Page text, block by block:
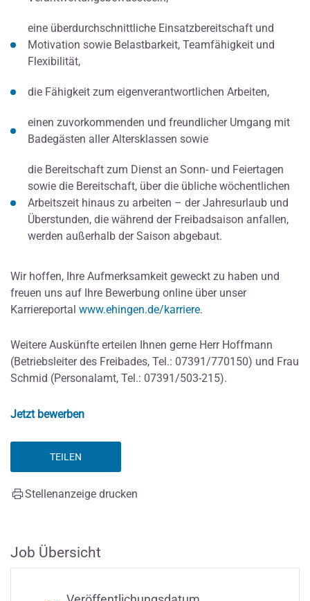
eine überdurchschnittliche Einsatzbereitschaft und
Motivation sowie Belastbarkeit, Teamfähigkeit und
Flexibilität,
die Fähigkeit zum eigenverantwortlichen Arbeiten,
einen zuvorkommenden und freundlicher Umgang mit
Badegästen aller Altersklassen sowie
die Bereitschaft zum Dienst an Sonn- und Feiertagen
sowie die Bereitschaft, über die übliche wöchentlichen
Arbeitszeit hinaus zu arbeiten – der Jahresurlaub und
Überstunden, die während der Freibadsaison anfallen,
werden außerhalb der Saison abgebaut.
Wir hoffen, Ihre Aufmerksamkeit geweckt zu haben und
freuen uns auf Ihre Bewerbung online über unser
Karriereportal www.ehingen.de/karriere.
Weitere Auskünfte erteilen Ihnen gerne Herr Hoffmann
(Betriebsleiter des Freibades, Tel.: 07391/770150) und Frau
Schmid (Personalamt, Tel.: 07391/503-215).
Jetzt bewerben
TEILEN
Stellenanzeige drucken
Job Übersicht